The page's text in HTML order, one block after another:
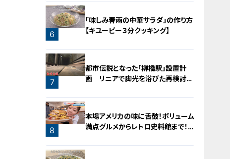
4
5
6
「味しみ春雨の中華サラダ」の作り方
【キユーピー３分クッキング】
7
都市伝説となった「柳橋駅」設置計
画 リニアで脚光を浴びた再検討の
8
本場アメリカの味に舌鼓！ボリューム
満点グルメからレトロ史料館まで！